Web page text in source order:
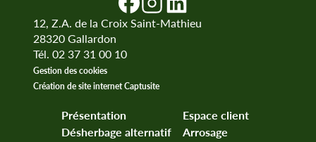
12, Z.A. de la Croix Saint-Mathieu
28320Gallardon
Tél. 02 37 31 00 10
Gestion des cookies
Création de site internet Captusite
Présentation
Espace client
Désherbage alternatif
Arrosage